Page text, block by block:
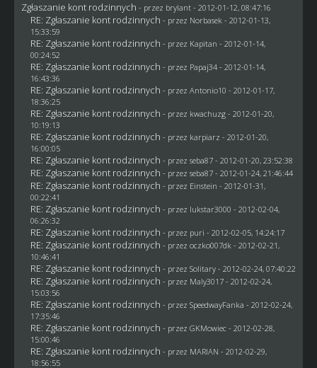
Zgłaszanie kont rodzinnych - przez brylant- 2012-01-12, 08:47:16
RE: Zgłaszanie kont rodzinnych - przez Norbasek- 2012-01-13,
15:33:59
RE: Zgłaszanie kont rodzinnych - przez Kapitan - 2012-01-14,
00:24:52
RE: Zgłaszanie kont rodzinnych - przez Papaj34- 2012-01-14,
16:43:36
RE: Zgłaszanie kont rodzinnych - przez Antonio10 - 2012-01-17,
18:36:25
RE: Zgłaszanie kont rodzinnych - przez kwachuzg- 2012-01-20,
10:19:13
RE: Zgłaszanie kont rodzinnych - przez karpiarz - 2012-01-20,
16:00:05
RE: Zgłaszanie kont rodzinnych - przez seba87- 2012-01-20, 23:52:38
RE: Zgłaszanie kont rodzinnych - przez seba87- 2012-01-24, 21:46:44
RE: Zgłaszanie kont rodzinnych - przez Einstein - 2012-01-31,
00:22:41
RE: Zgłaszanie kont rodzinnych - przez lukstar3000 - 2012-02-04,
06:26:32
RE: Zgłaszanie kont rodzinnych - przez puri - 2012-02-05, 14:24:17
RE: Zgłaszanie kont rodzinnych - przez oczko007dk - 2012-02-21,
10:46:41
RE: Zgłaszanie kont rodzinnych - przez Solitary- 2012-02-24, 07:40:22
RE: Zgłaszanie kont rodzinnych - przez Maly3017- 2012-02-24,
15:03:56
RE: Zgłaszanie kont rodzinnych - przez SpeedwayFanka - 2012-02-24,
17:35:46
RE: Zgłaszanie kont rodzinnych - przez GKMowiec- 2012-02-28,
15:00:46
RE: Zgłaszanie kont rodzinnych - przez MARIAN - 2012-02-29,
18:56:55